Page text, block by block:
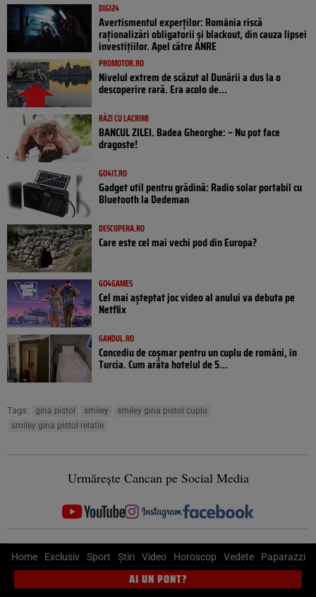
DIGI24
Avertismentul experților: România riscă
raționalizări obligatorii și blackout, din cauza lipsei
investițiilor. Apel către ANRE
PROMOTOR.RO
Nivelul extrem de scăzut al Dunării a dus la o
descoperire rară. Era acolo de...
RÂZI CU LACRIMI
BANCUL ZILEI. Badea Gheorghe: – Nu pot face
dragoste!
GO4IT.RO
Gadget util pentru grădină: Radio solar portabil cu
Bluetooth la Dedeman
DESCOPERA.RO
Care este cel mai vechi pod din Europa?
GO4GAMES
Cel mai așteptat joc video al anului va debuta pe
Netflix
GANDUL.RO
Concediu de coșmar pentru un cuplu de români, în
Turcia. Cum arăta hotelul de 5...
Tags: gina pistol smiley
smiley gina pistol cuplu
smiley gina pistol relatie
Urmărește Cancan pe Social Media
Home Exclusiv Sport Știri Video Horoscop Vedete Paparazzi
AI UN PONT?